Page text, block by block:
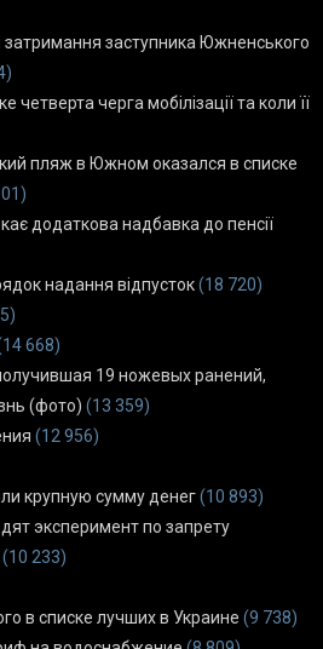
заступника Южненського
четверта черга мобілізації та коли її
пляж в Южном оказался в списке
додаткова надбавка до пенсії
надання відпусток(18 720)
668)
19 ножевых ранений,
(фото) (13 359)
(12 956)
крупную сумму денег(10 893)
эксперимент по запрету
(10 233)
в списке лучших в Украине (9 738)